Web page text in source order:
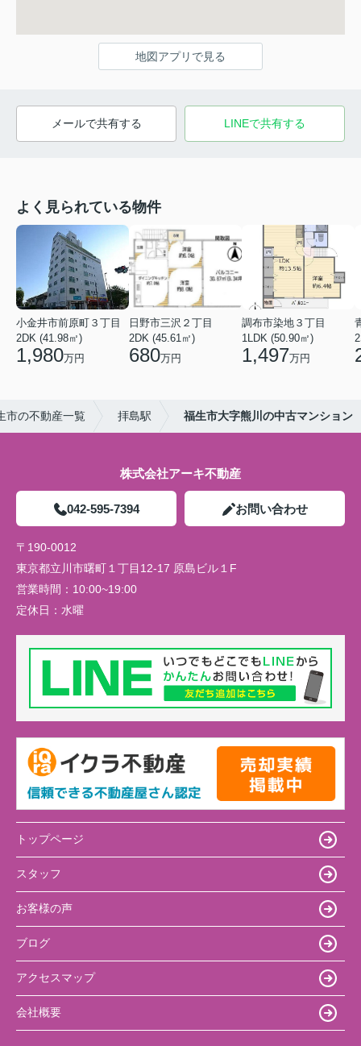
地図アプリで見る
メールで共有する LINEで共有する
よく見られている物件
小金井市前原町３丁目
2DK (41.98㎡)
1,980万円
日野市三沢２丁目
2DK (45.61㎡)
680万円
調布市染地３丁目
1LDK (50.90㎡)
1,497万円
市の不動産一覧 拝島駅 福生市大字熊川の中古マンション
株式会社アーキ不動産
042-595-7394 お問い合わせ
〒190-0012
東京都立川市曙町１丁目12-17 原島ビル１F
営業時間： 10:00~19:00
定休日： 水曜
トップページ
スタッフ
お客様の声
ブログ
アクセスマップ
会社概要